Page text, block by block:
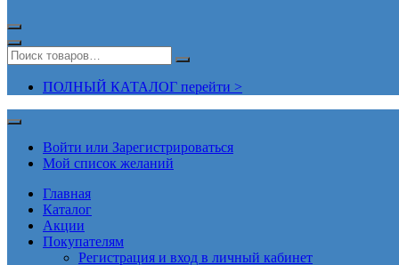
ПОЛНЫЙ КАТАЛОГ перейти >
Войти или Зарегистрироваться
Мой список желаний
Главная
Каталог
Акции
Покупателям
Регистрация и вход в личный кабинет